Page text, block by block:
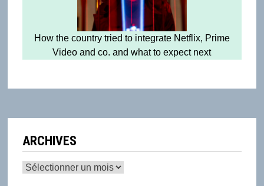
How the country tried to integrate Netflix, Prime
Video and co. and what to expect next
ARCHIVES
Archives